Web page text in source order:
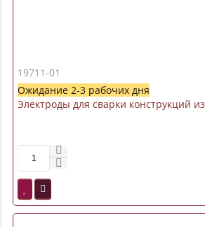
19711-01
Ожидание 2-3 рабочих дня
Электроды для сварки конструкций